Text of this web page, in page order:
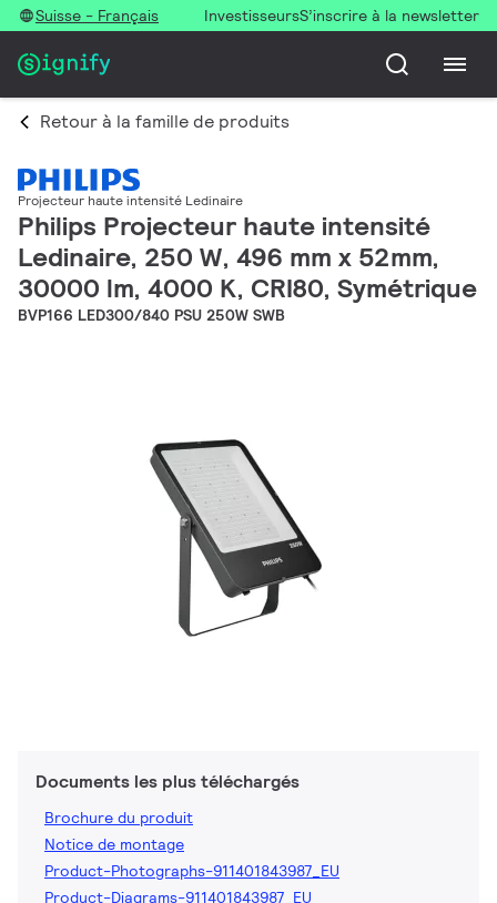
Suisse - Français InvestisseursS’inscrire à la newsletter
Retour à la famille de produits
Projecteur haute intensité Ledinaire
Philips Projecteur haute intensité
Ledinaire, 250 W, 496 mm x 52mm,
30000 lm, 4000 K, CRI80, Symétrique
BVP166 LED300/840 PSU 250W SWB
Documents les plus téléchargés
Brochure du produit
Notice de montage
Product-Photographs-911401843987_EU
Product-Diagrams-911401843987_EU